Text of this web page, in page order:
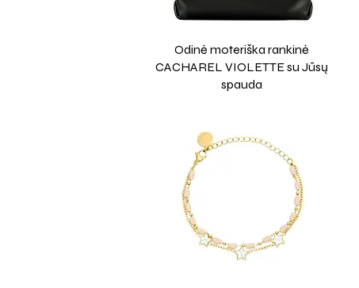
Odinė moteriška rankinė
CACHAREL VIOLETTE su Jūsų
spauda